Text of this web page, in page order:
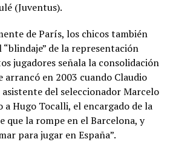
(Juventus).
de París, los chicos también
“blindaje” de la representación
jugadores señala la consolidación
arrancó en 2003 cuando Claudio
del seleccionador Marcelo
Hugo Tocalli, el encargado de la
que la rompe en el Barcelona, y
para jugar en España”.